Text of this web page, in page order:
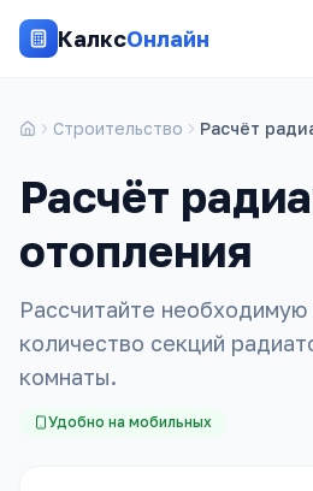
КалксОнлайн
Строительство Расчёт
Расчёт
отопления
Рассчитайте
количество секций
комнаты.
Удобно на мобильных